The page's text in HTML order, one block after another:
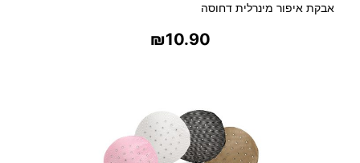
אבקת איפור מינרלית דחוסה
₪10.90